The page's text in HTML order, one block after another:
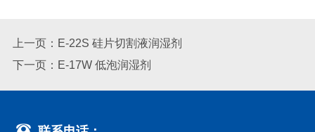
上一页：E-22S 硅片切割液润湿剂
下一页：E-17W 低泡润湿剂